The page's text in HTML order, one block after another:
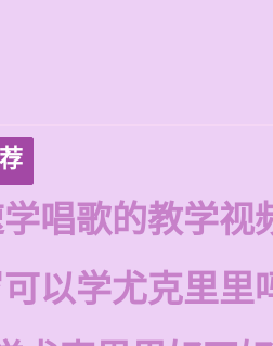
唱歌的教学视
以学尤克里里